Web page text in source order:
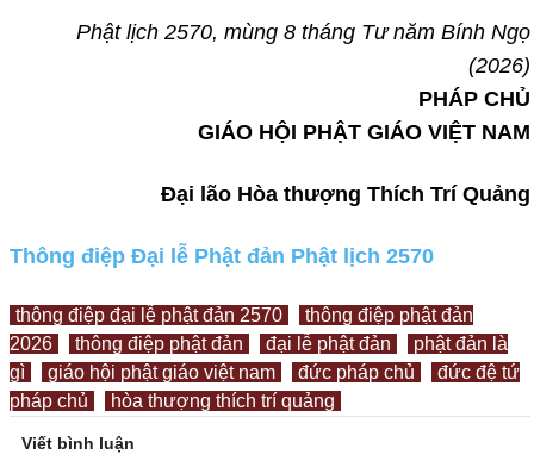
Phật lịch 2570, mùng 8 tháng Tư năm Bính Ngọ
(2026)
PHÁP CHỦ
GIÁO HỘI PHẬT GIÁO VIỆT NAM
Đại lão Hòa thượng Thích Trí Quảng
Thông điệp Đại lễ Phật đản Phật lịch 2570
thông điệp đại lễ phật đản 2570
thông điệp phật đản
2026
thông điệp phật đản đại lễ phật đản
phật đản là
gì
giáo hội phật giáo việt nam đức pháp chủ
đức đệ tứ
pháp chủ
hòa thượng thích trí quảng
Viết bình luận